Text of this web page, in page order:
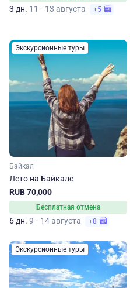
3 дн. 11—13 августа +5
Экскурсионные туры
Байкал
Лето на Байкале
RUB 70,000
Бесплатная отмена
6 дн. 9—14 августа +8
Экскурсионные туры